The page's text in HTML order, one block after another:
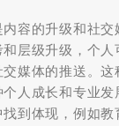
容的升级和社交
层级升级，个人
媒体的推送。
人成长和专业发
到体现，例如教